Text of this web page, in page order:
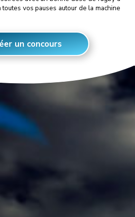
vos pauses autour de la machine
un concours